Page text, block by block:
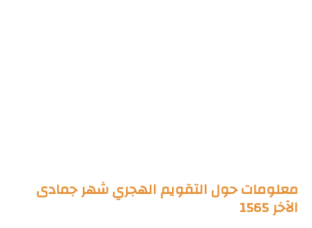
معلومات حول التقويم الهجري شهر جمادى
الآخر 1565